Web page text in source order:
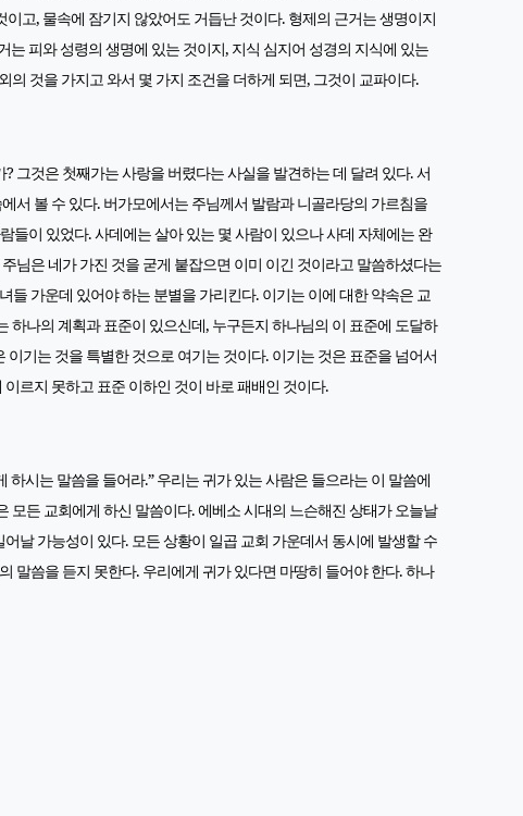
고, 물속에 잠기지 않았어도 거듭난 것이다. 형제의 근거는 생명이지
는 피와 성령의 생명에 있는 것이지, 지식 심지어 성경의 지식에 있는
것을 가지고 와서 몇 가지 조건을 더하게 되면, 그것이 교파이다.
그것은 첫째가는 사랑을 버렸다는 사실을 발견하는 데 달려 있다. 서
서 볼 수 있다. 버가모에서는 주님께서 발람과 니골라당의 가르침을
이 있었다. 사데에는 살아 있는 몇 사람이 있으나 사데 자체에는 완
님은 네가 가진 것을 굳게 붙잡으면 이미 이긴 것이라고 말씀하셨다는
가운데 있어야 하는 분별을 가리킨다. 이기는 이에 대한 약속은 교
하나의 계획과 표준이 있으신데, 누구든지 하나님의 이 표준에 도달하
기는 것을 특별한 것으로 여기는 것이다. 이기는 것은 표준을 넘어서
르지 못하고 표준 이하인 것이 바로 패배인 것이다.
시는 말씀을 들어라.” 우리는 귀가 있는 사람은 들으라는 이 말씀에
모든 교회에게 하신 말씀이다. 에베소 시대의 느슨해진 상태가 오늘날
날 가능성이 있다. 모든 상황이 일곱 교회 가운데서 동시에 발생할 수
말씀을 듣지 못한다. 우리에게 귀가 있다면 마땅히 들어야 한다. 하나